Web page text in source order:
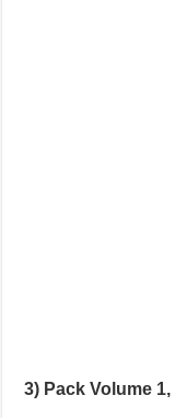
3) Pack Volume